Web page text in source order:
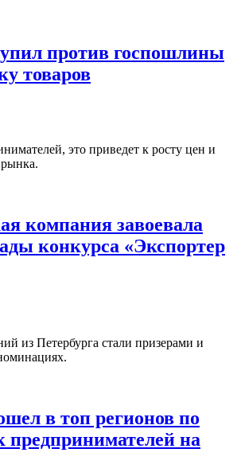
против госпошлины
товаров
это приведет к росту цен и
рынка.
компания завоевала
конкурса «Экспортер
из Петербурга стали призерами и
в топ регионов по
предпринимателей на